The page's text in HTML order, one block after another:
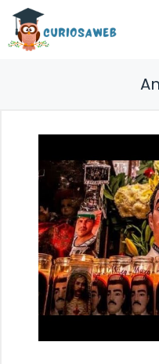
Saltar
contenido